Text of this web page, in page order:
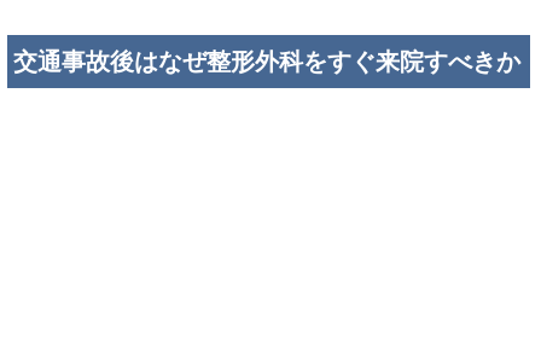
交通事故後はなぜ整形外科をすぐ来院すべきか